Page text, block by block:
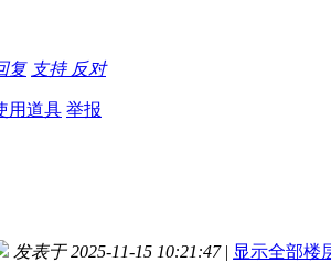
复 支持 反对
用道具 举报
发表于 2025-11-15 10:21:47 | 显示全部楼